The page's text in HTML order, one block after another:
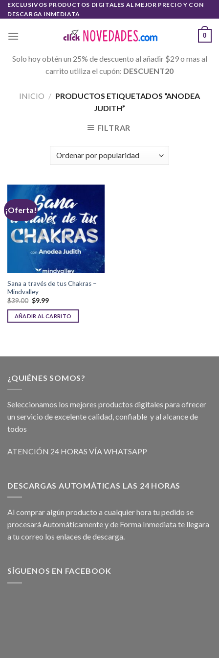
Skip
to
EXCLUSIVOS PRODUCTOS DIGITALES AL MEJOR PRECIO Y CON
DESCARGA INMEDIATA
0
Solo hoy obtén un 25% de descuento al añadir $29 o mas al
carrito utiliza el cupón: DESCUENT20
INICIO / PRODUCTOS ETIQUETADOS “ANODEA
JUDITH”
FILTRAR
¡Oferta!
Sana a través de tus Chakras –
Mindvalley
$39.00 $9.99
AÑADIR AL CARRITO
¿QUIÉNES SOMOS?
Seleccionamos los mejores productos digitales para ofrecer
un servicio de excelente calidad, confiable y al alcance de
todos
ATENCIÓN 24 HORAS VÍA WHATSAPP
DESCARGAS AUTOMÁTICAS LAS 24 HORAS
Al comprar algún producto a cualquier hora tu pedido se
procesará Automáticamente y de Forma Inmediata te llegara
a tu correo los enlaces de descarga.
SÍGUENOS EN FACEBOOK